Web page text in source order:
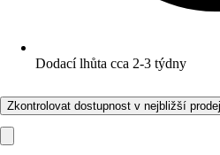
Dodací lhůta cca 2-3 týdny
Zkontrolovat dostupnost v nejbližší